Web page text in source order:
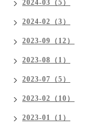
2024-03（5）
2024-02（3）
2023-09（12）
2023-08（1）
2023-07（5）
2023-02（10）
2023-01（1）